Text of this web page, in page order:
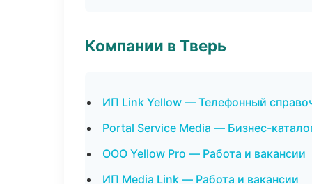
Компании в Тверь
ИП Link Yellow — Телефонный
Portal Service Media — Бизнес-
ООО Yellow Pro — Работа и вакансии
ИП Media Link — Работа и вакансии